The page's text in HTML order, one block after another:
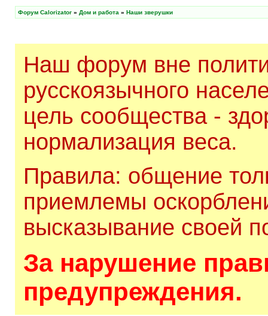
Форум Calorizator » Дом и работа » Наши зверушки
Наш форум вне
русскоязычного
цель сообщества -
нормализация веса.
Правила: общение
приемлемы
высказывание своей
За нарушение
предупреждения.